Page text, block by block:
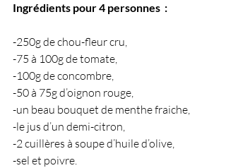
Ingrédients pour 4 personnes  :
-250g de chou-fleur cru,
-75 à 100g de tomate,
-100g de concombre,
-50 à 75g d’oignon rouge,
-un beau bouquet de menthe fraiche,
-le jus d’un demi-citron,
-2 cuillères à soupe d’huile d’olive,
-sel et poivre.